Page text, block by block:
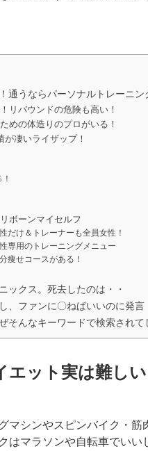
通うならパーソナルトレーニン
リバウンドの危険も高い！
めの体造りのプロがいる！
凄いライザップ！
ボーンマイセルフ
け＆トレーナーも全員女性！
専用のトレーニングメニュー
痩せコースがある！
ックス。死去したのは・・
、ファンに〇ねばいいのに発言
そんなキーワードで検索されて
エット実は難し
マシンやスピンバイク・筋
はマラソンや自転車でいい